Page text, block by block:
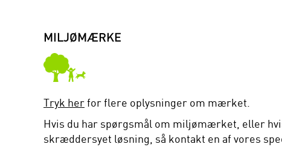
MILJØMÆRKE
Tryk herfor flere oplysninger om mærket.
Hvis du har spørgsmål om miljømærket, eller
skræddersyet løsning, så kontakt en af vores